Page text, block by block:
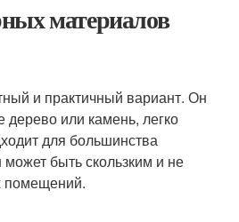
материалов
и практичный вариант. Он
дерево или камень, легко
для большинства
быть скользким и не
помещений.